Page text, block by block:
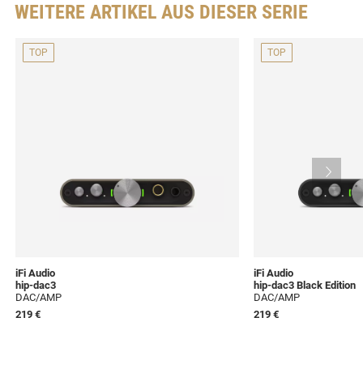
WEITERE ARTIKEL AUS DIESER SERIE
TOP
iFi Audio
hip-dac3
DAC/AMP
219 €
TOP
iFi Audio
hip-dac3 Black Edition
DAC/AMP
219 €